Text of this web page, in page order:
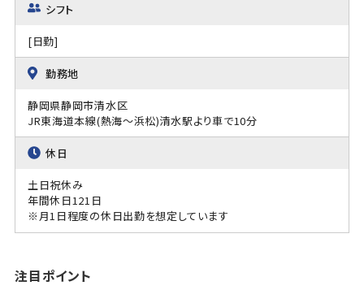
シフト
[日勤]
勤務地
静岡県静岡市清水区
JR東海道本線(熱海～浜松)清水駅より車で10分
休日
土日祝休み
年間休日121日
※月1日程度の休日出勤を想定しています
注目ポイント